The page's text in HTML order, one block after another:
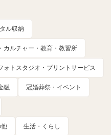
ル収納
カルチャー・教育・教習所
ォトスタジオ・プリントサービス
融 冠婚葬祭・イベント
生活・くらし